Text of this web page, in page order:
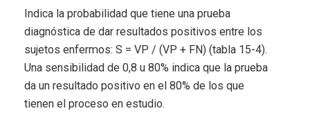
Indica la probabilidad que tiene una prueba
diagnóstica de dar resultados positivos entre los
sujetos enfermos: S = VP / (VP + FN) (tabla 15-4).
Una sensibilidad de 0,8 u 80% indica que la prueba
da un resultado positivo en el 80% de los que
tienen el proceso en estudio.